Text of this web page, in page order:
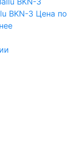
BKN-3 Цена по